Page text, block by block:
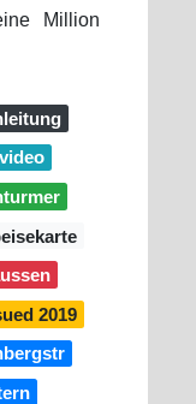
Million
2019